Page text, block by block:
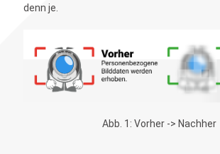
denn je.
Abb. 1: Vorher -> Nachher